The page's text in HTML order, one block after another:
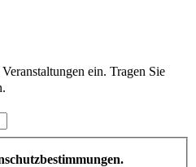
ein. Tragen Sie